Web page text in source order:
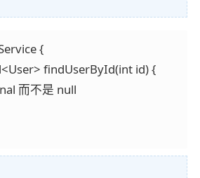
{
findUserById(int id) {
而不是 null